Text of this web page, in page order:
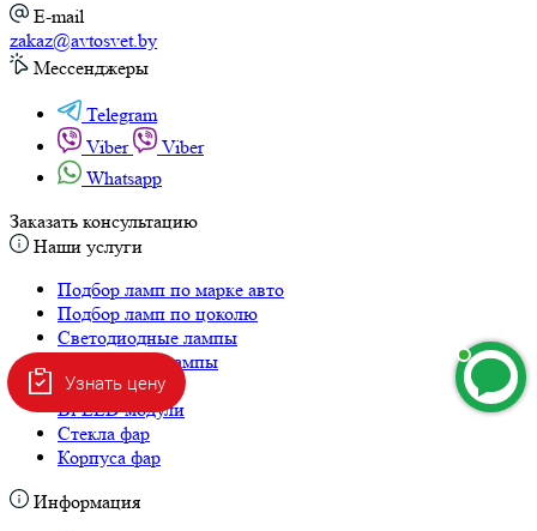
E-mail
zakaz@avtosvet.by
Мессенджеры
Telegram
Viber
Viber
Whatsapp
Заказать консультацию
Наши услуги
Подбор ламп по марке авто
Подбор ламп по цоколю
Светодиодные лампы
Ксеноновые лампы
Линзы в фары
Bi-LED модули
Стекла фар
Корпуса фар
Информация
Узнать цену